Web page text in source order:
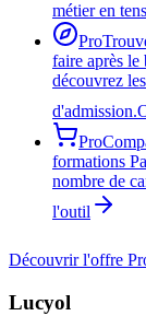
métier en
Pro
faire après le
découvrez
d'admission.
Pro
formations
nombre de
l'outil
Découvrir l'offre
Lucyol